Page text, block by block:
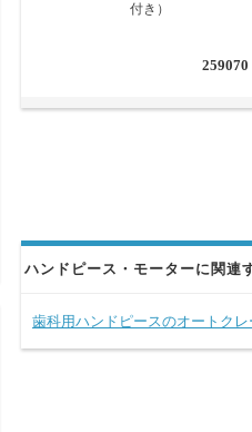
付き）
259070
ハンドピース・モーターに関連
歯科用ハンドピースのオートク